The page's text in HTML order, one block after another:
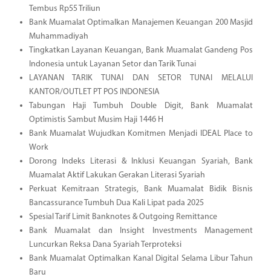
Tembus Rp55 Triliun
Bank Muamalat Optimalkan Manajemen Keuangan 200 Masjid
Muhammadiyah
Tingkatkan Layanan Keuangan, Bank Muamalat Gandeng Pos
Indonesia untuk Layanan Setor dan Tarik Tunai
LAYANAN TARIK TUNAI DAN SETOR TUNAI MELALUI
KANTOR/OUTLET PT POS INDONESIA
Tabungan Haji Tumbuh Double Digit, Bank Muamalat
Optimistis Sambut Musim Haji 1446 H
Bank Muamalat Wujudkan Komitmen Menjadi IDEAL Place to
Work
Dorong Indeks Literasi & Inklusi Keuangan Syariah, Bank
Muamalat Aktif Lakukan Gerakan Literasi Syariah
Perkuat Kemitraan Strategis, Bank Muamalat Bidik Bisnis
Bancassurance Tumbuh Dua Kali Lipat pada 2025
Spesial Tarif Limit Banknotes & Outgoing Remittance
Bank Muamalat dan Insight Investments Management
Luncurkan Reksa Dana Syariah Terproteksi
Bank Muamalat Optimalkan Kanal Digital Selama Libur Tahun
Baru